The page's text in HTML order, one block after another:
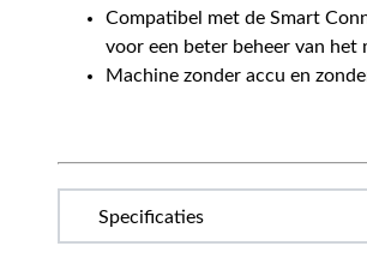
Compatibel met de Smart
voor een beter beheer van het
Machine zonder accu en